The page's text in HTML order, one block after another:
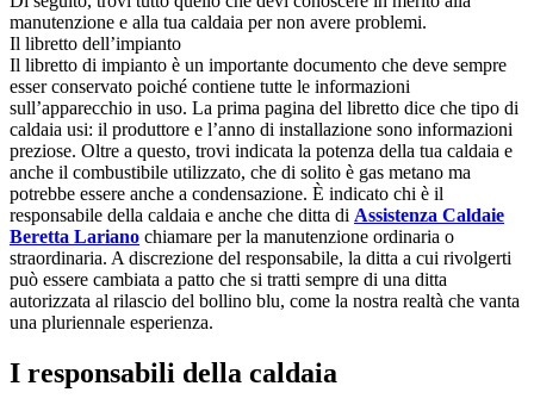
manutenzione e alla tua caldaia per non avere problemi.
Il libretto dell’impianto
Il libretto di impianto è un importante documento che deve sempre
esser conservato poiché contiene tutte le informazioni
sull’apparecchio in uso. La prima pagina del libretto dice che tipo di
caldaia usi: il produttore e l’anno di installazione sono informazioni
preziose. Oltre a questo, trovi indicata la potenza della tua caldaia e
anche il combustibile utilizzato, che di solito è gas metano ma
potrebbe essere anche a condensazione. È indicato chi è il
responsabile della caldaia e anche che ditta di Assistenza Caldaie
Beretta Lariano chiamare per la manutenzione ordinaria o
straordinaria. A discrezione del responsabile, la ditta a cui rivolgerti
può essere cambiata a patto che si tratti sempre di una ditta
autorizzata al rilascio del bollino blu, come la nostra realtà che vanta
una pluriennale esperienza.
I responsabili della caldaia